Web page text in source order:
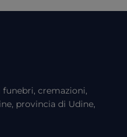
cremazioni,
provincia di Udine,